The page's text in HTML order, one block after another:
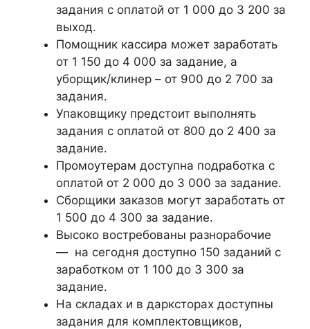
задания с оплатой от 1 000 до 3 200 за
выход.
Помощник кассира может заработать
от 1 150 до 4 000 за задание, а
уборщик/клинер – от 900 до 2 700 за
задания.
Упаковщику предстоит выполнять
задания с оплатой от 800 до 2 400 за
задание.
Промоутерам доступна подработка с
оплатой от 2 000 до 3 000 за задание.
Сборщики заказов могут заработать от
1 500 до 4 300 за задание.
Высоко востребованы разнорабочие
— на сегодня доступно 150 заданий с
заработком от 1 100 до 3 300 за
задание.
На складах и в дарксторах доступны
задания для комплектовщиков,